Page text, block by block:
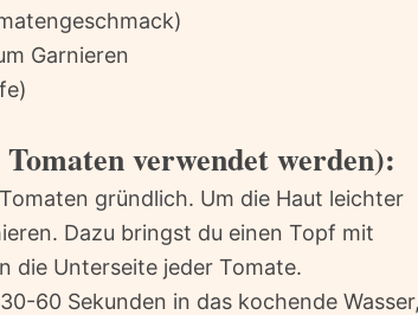
Garnieren
verwendet werden):
gründlich. Um die Haut leichter
Dazu bringst du einen Topf mit
die Unterseite jeder Tomate.
60 Sekunden in das kochende